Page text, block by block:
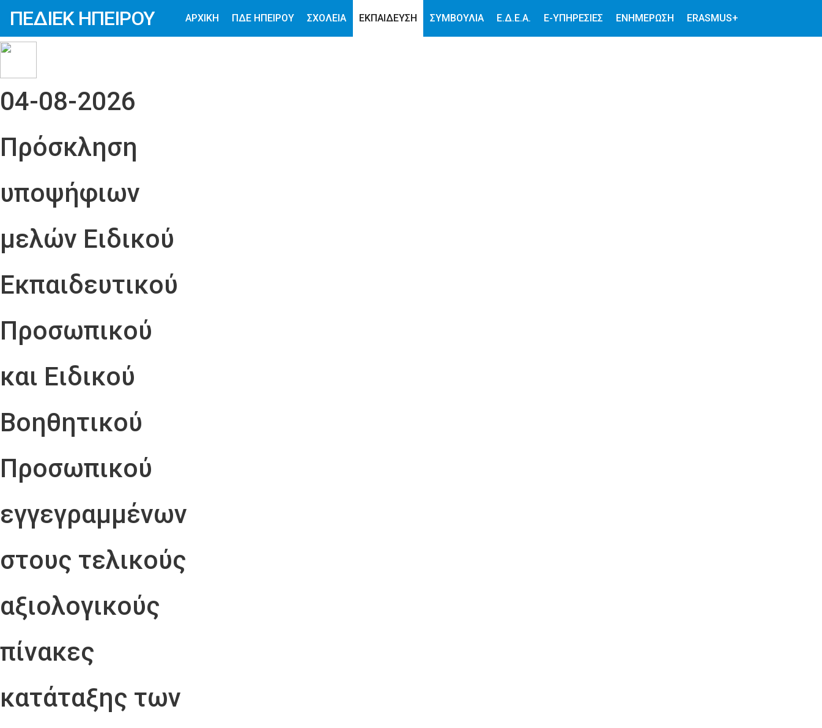
ΠΕΔΙΕΚ ΗΠΕΙΡΟΥ ΑΡΧΙΚΗ ΠΔΕ ΗΠΕΙΡΟΥ ΣΧΟΛΕΙΑ ΕΚΠΑΙΔΕΥΣΗ ΣΥΜΒΟΥΛΙΑ Ε.Δ.Ε.Α. E-ΥΠΗΡΕΣΊΕΣ ΕΝΗΜΕΡΩΣΗ ERASMUS+
04-08-2026
Πρόσκληση
υποψήφιων
μελών Ειδικού
Εκπαιδευτικού
Προσωπικού
και Ειδικού
Βοηθητικού
Προσωπικού
εγγεγραμμένων
στους τελικούς
αξιολογικούς
πίνακες
κατάταξης των